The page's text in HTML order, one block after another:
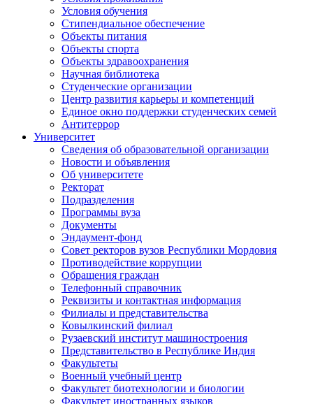
Условия обучения
Стипендиальное обеспечение
Объекты питания
Объекты спорта
Объекты здравоохранения
Научная библиотека
Студенческие организации
Центр развития карьеры и компетенций
Единое окно поддержки студенческих семей
Антитеррор
Университет
Сведения об образовательной организации
Новости и объявления
Об университете
Ректорат
Подразделения
Программы вуза
Документы
Эндаумент-фонд
Совет ректоров вузов Республики Мордовия
Противодействие коррупции
Обращения граждан
Телефонный справочник
Реквизиты и контактная информация
Филиалы и представительства
Ковылкинский филиал
Рузаевский институт машиностроения
Представительство в Республике Индия
Факультеты
Военный учебный центр
Факультет биотехнологии и биологии
Факультет иностранных языков